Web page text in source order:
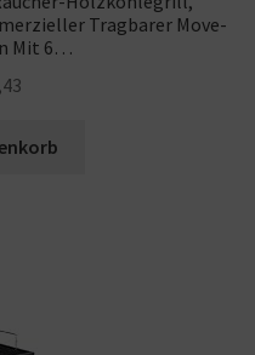
Tragbarer Move-
Mit 6…